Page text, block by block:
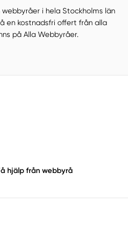
i hela Stockholms län
en kostnadsfri offert från alla
på Alla Webbyråer.
hjälp från webbyrå